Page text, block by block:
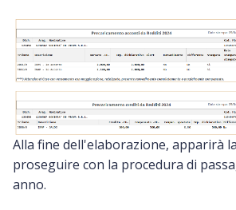
Alla fine dell'elaborazione, apparirà
proseguire con la procedura di
anno.